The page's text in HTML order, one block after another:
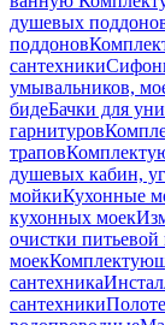
душевых
поддонов
сантехники
умывальников,
бидеБачки для
гарнитуров
трапов
душевых кабин,
мойкиКухонные
кухонных моек
очистки
моек
сантехника
сантехники